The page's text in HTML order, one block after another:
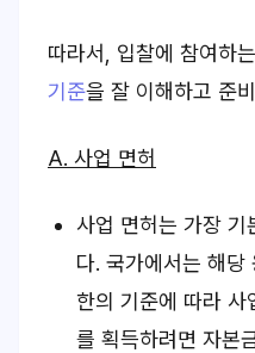
따라서, 입찰에 참여하
기준을 잘 이해하고 준
A. 사업 면허
사업 면허는 가장 기
다. 국가에서는 해당
한의 기준에 따라 사
를 획득하려면 자본